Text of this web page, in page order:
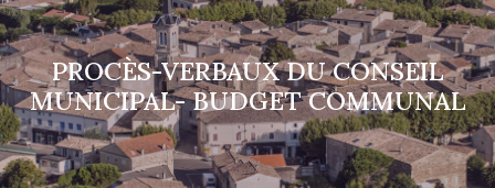
PROCÈS-VERBAUX DU CONSEIL
MUNICIPAL- BUDGET COMMUNAL